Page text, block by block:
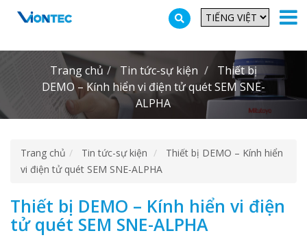
Additionally, paste this code immediately after the opening tag:
Trang chủ Tin tức-sự kiện
Thiết bị
DEMO – Kính hiển vi điện tử quét SEM SNE-
ALPHA
Trang chủ Tin tức-sự kiện
Thiết bị DEMO – Kính hiển
vi điện tử quét SEM SNE-ALPHA
Thiết bị DEMO – Kính hiển vi điện
tử quét SEM SNE-ALPHA